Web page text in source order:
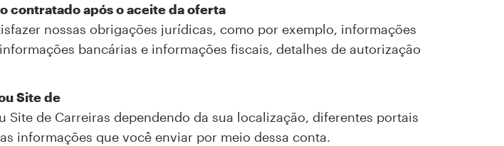
contratado após o aceite da oferta
nossas obrigações jurídicas, como por exemplo, informações
bancárias e informações fiscais, detalhes de autorização
Site de
Site de Carreiras dependendo da sua localização, diferentes portais
informações que você enviar por meio dessa conta.